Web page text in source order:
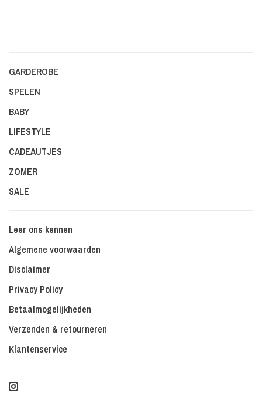
GARDEROBE
SPELEN
BABY
LIFESTYLE
CADEAUTJES
ZOMER
SALE
Leer ons kennen
Algemene voorwaarden
Disclaimer
Privacy Policy
Betaalmogelijkheden
Verzenden & retourneren
Klantenservice